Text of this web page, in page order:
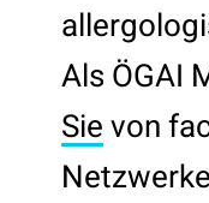
Als ÖGAI
Sievon